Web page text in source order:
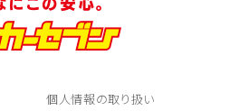
個人情報の取り扱い